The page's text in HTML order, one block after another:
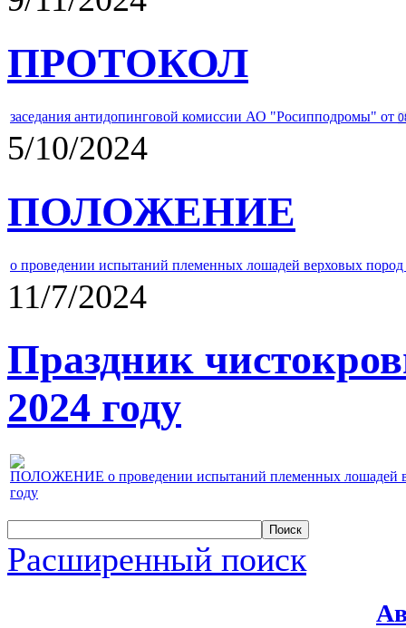
ПРОТОКОЛ
заседания антидопинговой комиссии АО "Росипподромы" от
5/10/2024
ПОЛОЖЕНИЕ
о проведении испытаний племенных лошадей верховых
11/7/2024
Праздник
2024 году
ПОЛОЖЕНИЕ о проведении испытаний племенных лошадей
году
Расширенный поиск